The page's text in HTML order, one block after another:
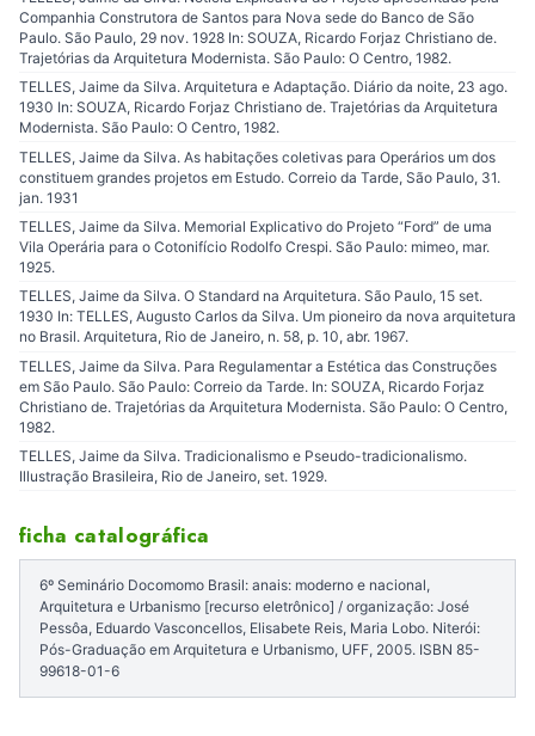
Companhia Construtora de Santos para Nova sede do Banco de São
Paulo. São Paulo, 29 nov. 1928 In: SOUZA, Ricardo Forjaz Christiano de.
Trajetórias da Arquitetura Modernista. São Paulo: O Centro, 1982.
TELLES, Jaime da Silva. Arquitetura e Adaptação. Diário da noite, 23 ago.
1930 In: SOUZA, Ricardo Forjaz Christiano de. Trajetórias da Arquitetura
Modernista. São Paulo: O Centro, 1982.
TELLES, Jaime da Silva. As habitações coletivas para Operários um dos
constituem grandes projetos em Estudo. Correio da Tarde, São Paulo, 31.
jan. 1931
TELLES, Jaime da Silva. Memorial Explicativo do Projeto “Ford” de uma
Vila Operária para o Cotonifício Rodolfo Crespi. São Paulo: mimeo, mar.
1925.
TELLES, Jaime da Silva. O Standard na Arquitetura. São Paulo, 15 set.
1930 In: TELLES, Augusto Carlos da Silva. Um pioneiro da nova arquitetura
no Brasil. Arquitetura, Rio de Janeiro, n. 58, p. 10, abr. 1967.
TELLES, Jaime da Silva. Para Regulamentar a Estética das Construções
em São Paulo. São Paulo: Correio da Tarde. In: SOUZA, Ricardo Forjaz
Christiano de. Trajetórias da Arquitetura Modernista. São Paulo: O Centro,
1982.
TELLES, Jaime da Silva. Tradicionalismo e Pseudo-tradicionalismo.
Illustração Brasileira, Rio de Janeiro, set. 1929.
ficha catalográfica
6º Seminário Docomomo Brasil: anais: moderno e nacional,
Arquitetura e Urbanismo [recurso eletrônico] / organização: José
Pessôa, Eduardo Vasconcellos, Elisabete Reis, Maria Lobo. Niterói:
Pós-Graduação em Arquitetura e Urbanismo, UFF, 2005. ISBN 85-
99618-01-6